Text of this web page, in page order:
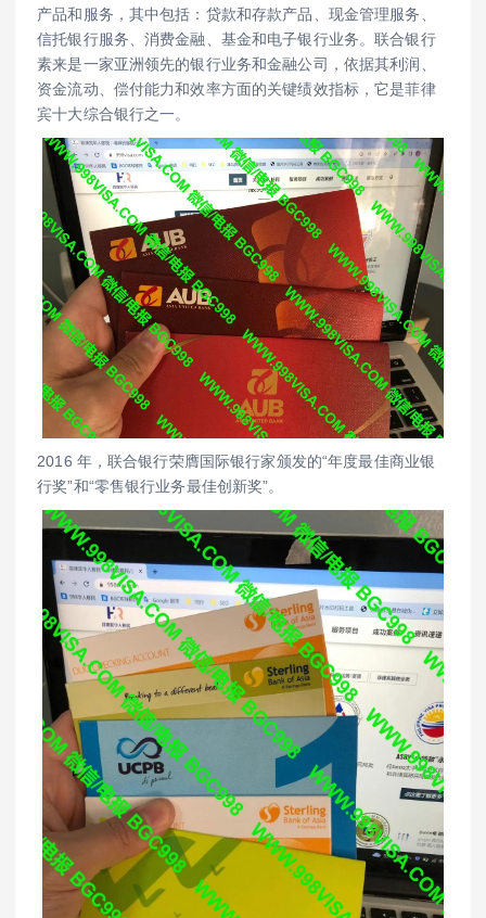
产品和服务，其中包括：贷款和存款产品、现金管理服务、
信托银行服务、消费金融、基金和电子银行业务。联合银行
素来是一家亚洲领先的银行业务和金融公司，依据其利润、
资金流动、偿付能力和效率方面的关键绩效指标，它是菲律
宾十大综合银行之一。
2016 年，联合银行荣膺国际银行家颁发的“年度最佳商业银
行奖”和“零售银行业务最佳创新奖”。